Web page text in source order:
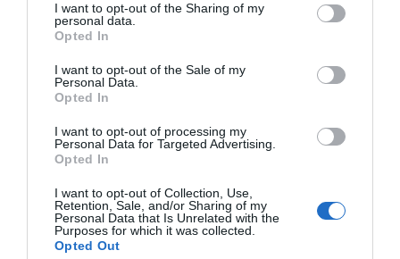
I want to opt-out of the Sharing of my
personal data.
Opted In
I want to opt-out of the Sale of my
Personal Data.
Opted In
I want to opt-out of processing my
Personal Data for Targeted Advertising.
Opted In
I want to opt-out of Collection, Use,
Retention, Sale, and/or Sharing of my
Personal Data that Is Unrelated with the
Purposes for which it was collected.
Opted Out